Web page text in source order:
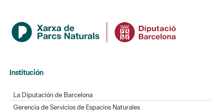
Institución
La Diputación de Barcelona
Gerencia de Servicios de Espacios Naturales